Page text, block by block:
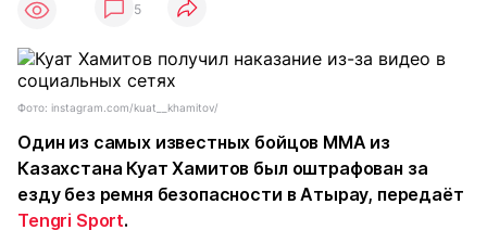
5
Фото: instagram.com/kuat__khamitov/
Один из самых известных бойцов MMA из
Казахстана Куат Хамитов был оштрафован за
езду без ремня безопасности в Атырау, передаёт
Tengri Sport.